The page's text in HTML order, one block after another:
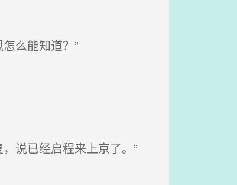
么能知道？”
说已经启程来上京了。”